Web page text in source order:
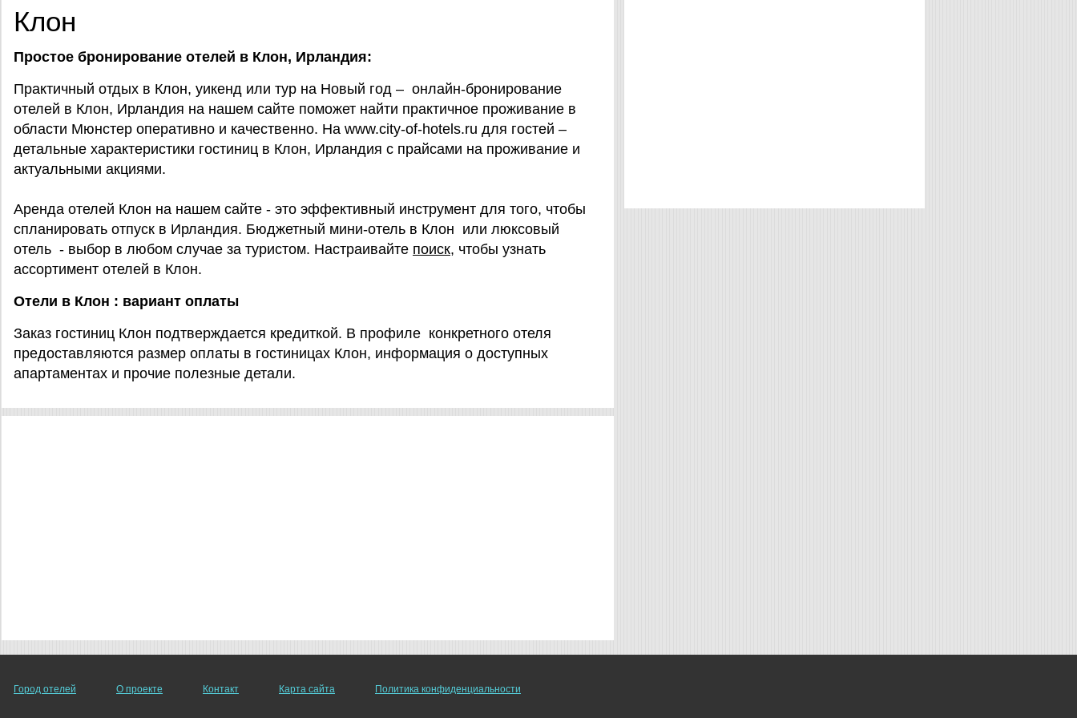
Клон
Простое бронирование отелей в Клон, Ирландия:
Практичный отдых в Клон, уикенд или тур на Новый год – онлайн-бронирование
отелей в Клон, Ирландия на нашем сайте поможет найти практичное проживание в
области Мюнстер оперативно и качественно. На www.city-of-hotels.ru для гостей –
детальные характеристики гостиниц в Клон, Ирландия с прайсами на проживание и
актуальными акциями.
Аренда отелей Клон на нашем сайте - это эффективный инструмент для того, чтобы
спланировать отпуск в Ирландия. Бюджетный мини-отель в Клон или люксовый
отель - выбор в любом случае за туристом. Настраивайте поиск, чтобы узнать
ассортимент отелей в Клон.
Отели в Клон : вариант оплаты
Заказ гостиниц Клон подтверждается кредиткой. В профиле конкретного отеля
предоставляются размер оплаты в гостиницах Клон, информация о доступных
апартаментах и прочие полезные детали.
Город отелей О проекте Контакт Карта сайта Политика конфиденциальности